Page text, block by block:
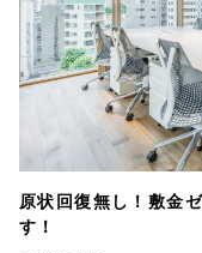
原状回復無し！敷金
す！